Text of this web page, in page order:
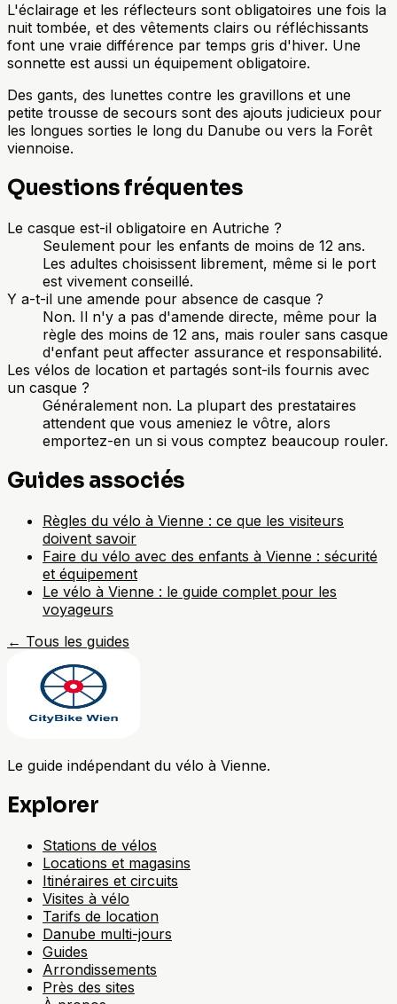
L'éclairage et les réflecteurs sont obligatoires une fois la
nuit tombée, et des vêtements clairs ou réfléchissants
font une vraie différence par temps gris d'hiver. Une
sonnette est aussi un équipement obligatoire.
Des gants, des lunettes contre les gravillons et une
petite trousse de secours sont des ajouts judicieux pour
les longues sorties le long du Danube ou vers la Forêt
viennoise.
Questions fréquentes
Le casque est-il obligatoire en Autriche ?
Seulement pour les enfants de moins de 12 ans.
Les adultes choisissent librement, même si le port
est vivement conseillé.
Y a-t-il une amende pour absence de casque ?
Non. Il n'y a pas d'amende directe, même pour la
règle des moins de 12 ans, mais rouler sans casque
d'enfant peut affecter assurance et responsabilité.
Les vélos de location et partagés sont-ils fournis avec
un casque ?
Généralement non. La plupart des prestataires
attendent que vous ameniez le vôtre, alors
emportez-en un si vous comptez beaucoup rouler.
Guides associés
Règles du vélo à Vienne : ce que les visiteurs
doivent savoir
Faire du vélo avec des enfants à Vienne : sécurité
et équipement
Le vélo à Vienne : le guide complet pour les
voyageurs
← Tous les guides
Le guide indépendant du vélo à Vienne.
Explorer
Stations de vélos
Locations et magasins
Itinéraires et circuits
Visites à vélo
Tarifs de location
Danube multi-jours
Guides
Arrondissements
Près des sites